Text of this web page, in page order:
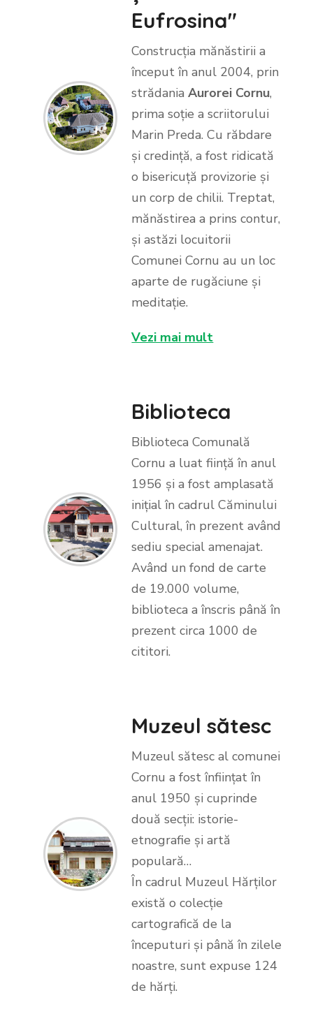
Eufrosina"
Construcția mănăstirii a
început în anul 2004, prin
strădaniaAurorei Cornu,
prima soție a scriitorului
Marin Preda. Cu răbdare
și credință, a fost ridicată
o bisericuță provizorie și
un corp de chilii. Treptat,
mănăstirea a prins contur,
și astăzi locuitorii
Comunei Cornu au un loc
aparte de rugăciune și
meditație.
Vezi mai mult
Biblioteca
Biblioteca Comunală
Cornu a luat ființă în anul
1956 și a fost amplasată
inițial în cadrul Căminului
Cultural, în prezent având
sediu special amenajat.
Având un fond de carte
de 19.000 volume,
biblioteca a înscris până în
prezent circa 1000 de
cititori.
Muzeul sătesc
Muzeul sătesc al comunei
Cornu a fost înființat în
anul 1950 și cuprinde
două secții: istorie-
etnografie și artă
populară…
În cadrul Muzeul Hărților
există o colecție
cartografică de la
începuturi și până în zilele
noastre, sunt expuse 124
de hărți.